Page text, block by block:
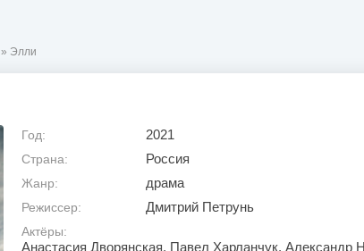
» Элли
Год: 2021
Страна: Россия
Жанр: драма
Режиссер: Дмитрий Петрунь
Актёры:
Анастасия Дворянская, Павел Харланчук, Александр